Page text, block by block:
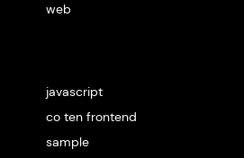
web
javascript
co ten frontend
sample